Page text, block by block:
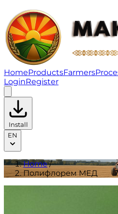
Полифлорем МЕД | Products
HomeProductsFarmers
LoginRegister
Install
EN
Home/
Полифлорем МЕД